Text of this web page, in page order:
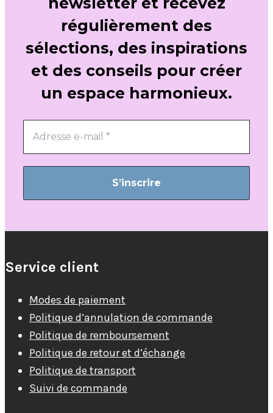
régulièrement des
sélections, des inspirations
et des conseils pour créer
un espace harmonieux.
Service client
Modes de paiement
Politique d’annulation de commande
Politique de remboursement
Politique de retour et d’échange
Politique de transport
Suivi de commande